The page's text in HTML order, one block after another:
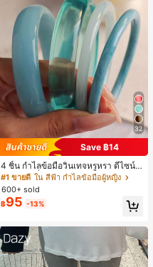
32
Save ฿14
4 ชิ้น กำไลข้อมือวินเทจหรูหรา ดีไซน์มิ
นิมอลแฟชั่น เหมาะสำหรับใส่ในชีวิตปร
ะจำวัน อะคริลิก เหมาะสำหรับใส่ในชีวิ
ตประจำวันและงานปาร์ตี้ ของขวัญสำห
รับผู้หญิง
#1 ขายดี ใน สีฟ้า กำไลข้อมือผู้หญิง
600+ sold
฿95 -13%